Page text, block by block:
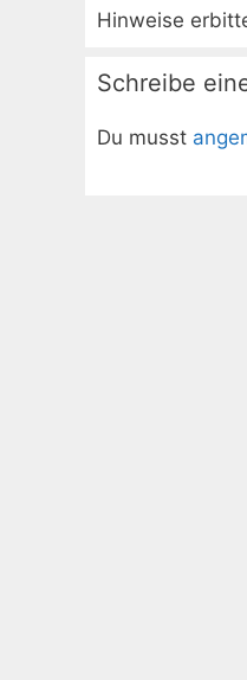
Hinweise
Schreibe
Du musst